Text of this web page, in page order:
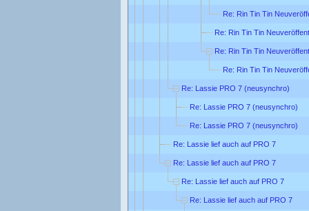
Re: Rin Tin Tin
Re: Rin Tin Tin
Re: Rin Tin Tin
Re: Rin Tin Tin
Re: Lassie PRO 7 (neusynchro)
Re: Lassie PRO 7 (neusynchro)
Re: Lassie PRO 7 (neusynchro)
Re: Lassie lief auch auf PRO 7
Re: Lassie lief auch auf PRO 7
Re: Lassie lief auch auf PRO 7
Re: Lassie lief auch auf PRO 7